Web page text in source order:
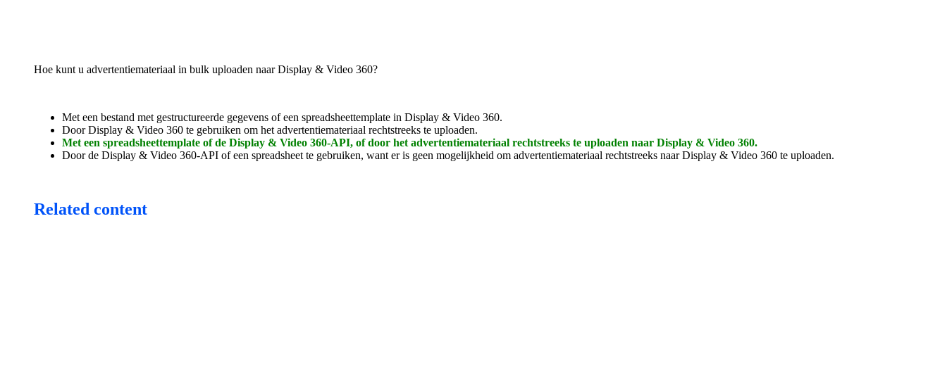
Hoe kunt u advertentiemateriaal in bulk uploaden naar Display & Video 360?
Met een bestand met gestructureerde gegevens of een spreadsheettemplate in Display & Video 360.
Door Display & Video 360 te gebruiken om het advertentiemateriaal rechtstreeks te uploaden.
Met een spreadsheettemplate of de Display & Video 360-API, of door het advertentiemateriaal rechtstreeks te uploaden naar Display & Video 360.
Door de Display & Video 360-API of een spreadsheet te gebruiken, want er is geen mogelijkheid om advertentiemateriaal rechtstreeks naar Display & Video 360 te uploaden.
Related content